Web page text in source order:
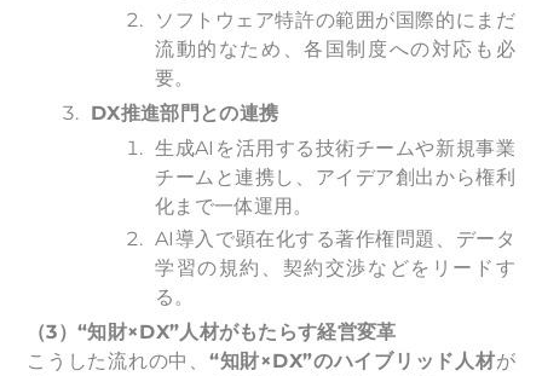
ソフトウェア特許の範囲が国際的にまだ
流動的なため、各国制度への対応も必
要。
DX推進部門との連携
生成AIを活用する技術チームや新規事業
チームと連携し、アイデア創出から権利
化まで一体運用。
AI導入で顕在化する著作権問題、データ
学習の規約、契約交渉などをリードす
る。
（3）“知財×DX”人材がもたらす経営変革
こうした流れの中、 “知財×DX”のハイブリッド人材が